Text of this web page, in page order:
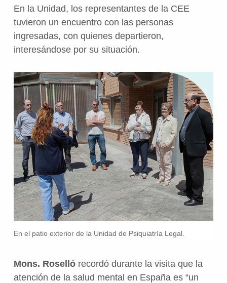
En la Unidad, los representantes de la CEE
tuvieron un encuentro con las personas
ingresadas, con quienes departieron,
interesándose por su situación.
En el patio exterior de la Unidad de Psiquiatría Legal.
Mons. Rosellórecordó durante la visita que la
atención de la salud mental en España es “un